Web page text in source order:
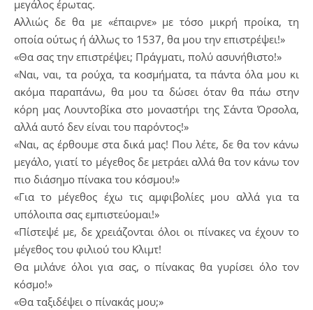
μεγάλος έρωτας.
Αλλιώς δε θα με «έπαιρνε» με τόσο μικρή προίκα, τη
οποία ούτως ή άλλως το 1537, θα μου την επιστρέψει!»
«Θα σας την επιστρέψει; Πράγματι, πολύ ασυνήθιστο!»
«Ναι, ναι, τα ρούχα, τα κοσμήματα, τα πάντα όλα μου κι
ακόμα παραπάνω, θα μου τα δώσει όταν θα πάω στην
κόρη μας Λουντοβίκα στο μοναστήρι της Σάντα Όρσολα,
αλλά αυτό δεν είναι του παρόντος!»
«Ναι, ας έρθουμε στα δικά μας! Που λέτε, δε θα τον κάνω
μεγάλο, γιατί το μέγεθος δε μετράει αλλά θα τον κάνω τον
πιο διάσημο πίνακα του κόσμου!»
«Για το μέγεθος έχω τις αμφιβολίες μου αλλά για τα
υπόλοιπα σας εμπιστεύομαι!»
«Πίστεψέ με, δε χρειάζονται όλοι οι πίνακες να έχουν το
μέγεθος του φιλιού του Κλιμτ!
Θα μιλάνε όλοι για σας, ο πίνακας θα γυρίσει όλο τον
κόσμο!»
«Θα ταξιδέψει ο πίνακάς μου;»